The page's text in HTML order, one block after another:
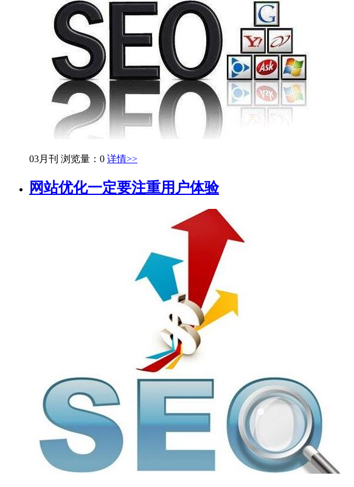
03月刊 浏览量：0 详情>>
网站优化一定要注重用户体验